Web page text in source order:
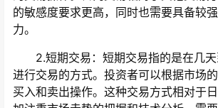
的敏感度要求更高，同时也需要具备较
力。
2.短期交易：短期交易指的是在几天
进行交易的方式。投资者可以根据市场
买入和卖出操作。这种交易方式相对于